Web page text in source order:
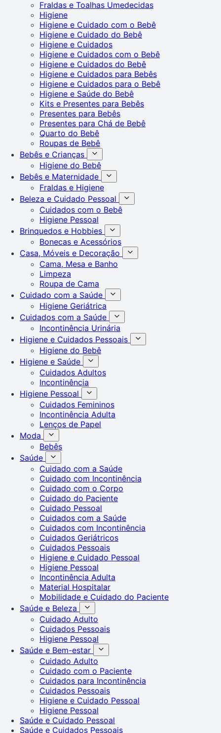
Fraldas e Toalhas Umedecidas
Higiene
Higiene e Cuidado com o Bebê
Higiene e Cuidado do Bebê
Higiene e Cuidados
Higiene e Cuidados com o Bebê
Higiene e Cuidados do Bebê
Higiene e Cuidados para Bebês
Higiene e Cuidados para o Bebê
Higiene e Saúde do Bebê
Kits e Presentes para Bebês
Presentes para Bebês
Presentes para Chá de Bebê
Quarto do Bebê
Roupas de Bebê
Bebês e Crianças
Higiene do Bebê
Bebês e Maternidade
Fraldas e Higiene
Beleza e Cuidado Pessoal
Cuidados com o Bebê
Higiene Pessoal
Brinquedos e Hobbies
Bonecas e Acessórios
Casa, Móveis e Decoração
Cama, Mesa e Banho
Limpeza
Roupa de Cama
Cuidado com a Saúde
Higiene Geriátrica
Cuidados com a Saúde
Incontinência Urinária
Higiene e Cuidados Pessoais
Higiene do Bebê
Higiene e Saúde
Cuidados Adultos
Incontinência
Higiene Pessoal
Cuidados Femininos
Incontinência Adulta
Lenços de Papel
Moda
Bebês
Saúde
Cuidado com a Saúde
Cuidado com Incontinência
Cuidado com o Corpo
Cuidado do Paciente
Cuidado Pessoal
Cuidados com a Saúde
Cuidados com Incontinência
Cuidados Geriátricos
Cuidados Pessoais
Higiene e Cuidado Pessoal
Higiene Pessoal
Incontinência Adulta
Material Hospitalar
Mobilidade e Cuidado do Paciente
Saúde e Beleza
Cuidado Adulto
Cuidados Pessoais
Higiene Pessoal
Saúde e Bem-estar
Cuidado Adulto
Cuidado com o Paciente
Cuidados para Incontinência
Cuidados Pessoais
Higiene e Cuidado Pessoal
Higiene Pessoal
Saúde e Cuidado Pessoal
Saúde e Cuidados Pessoais